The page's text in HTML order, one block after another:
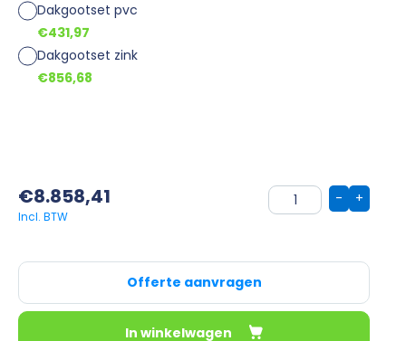
Dakgootset pvc
€431,97
Dakgootset zink
€856,68
€8.858,41 +
-
Offerte aanvragen
In winkelwagen